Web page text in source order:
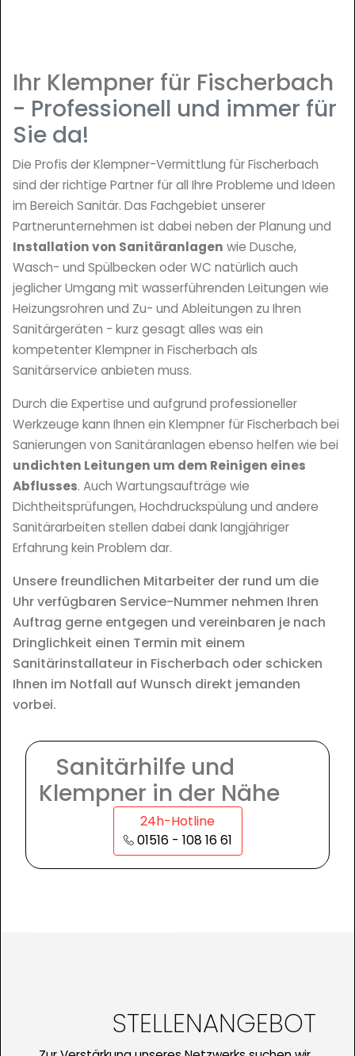
Ihr Klempner für Fischerbach
- Professionell und immer für
Sie da!
Die Profis der Klempner-Vermittlung für Fischerbach
sind der richtige Partner für all Ihre Probleme und Ideen
im Bereich Sanitär. Das Fachgebiet unserer
Partnerunternehmen ist dabei neben der Planung und
Installation von Sanitäranlagen wie Dusche,
Wasch- und Spülbecken oder WC natürlich auch
jeglicher Umgang mit wasserführenden Leitungen wie
Heizungsrohren und Zu- und Ableitungen zu Ihren
Sanitärgeräten - kurz gesagt alles was ein
kompetenter Klempner in Fischerbach als
Sanitärservice anbieten muss.
Durch die Expertise und aufgrund professioneller
Werkzeuge kann Ihnen ein Klempner für Fischerbach bei
Sanierungen von Sanitäranlagen ebenso helfen wie bei
undichten Leitungen um dem Reinigen eines
Abflusses. Auch Wartungsaufträge wie
Dichtheitsprüfungen, Hochdruckspülung und andere
Sanitärarbeiten stellen dabei dank langjähriger
Erfahrung kein Problem dar.
Unsere freundlichen Mitarbeiter der rund um die
Uhr verfügbaren Service-Nummer nehmen Ihren
Auftrag gerne entgegen und vereinbaren je nach
Dringlichkeit einen Termin mit einem
Sanitärinstallateur in Fischerbach oder schicken
Ihnen im Notfall auf Wunsch direkt jemanden
vorbei.
Sanitärhilfe und
Klempner in der Nähe
24h-Hotline
01516 - 108 16 61
STELLENANGEBOT